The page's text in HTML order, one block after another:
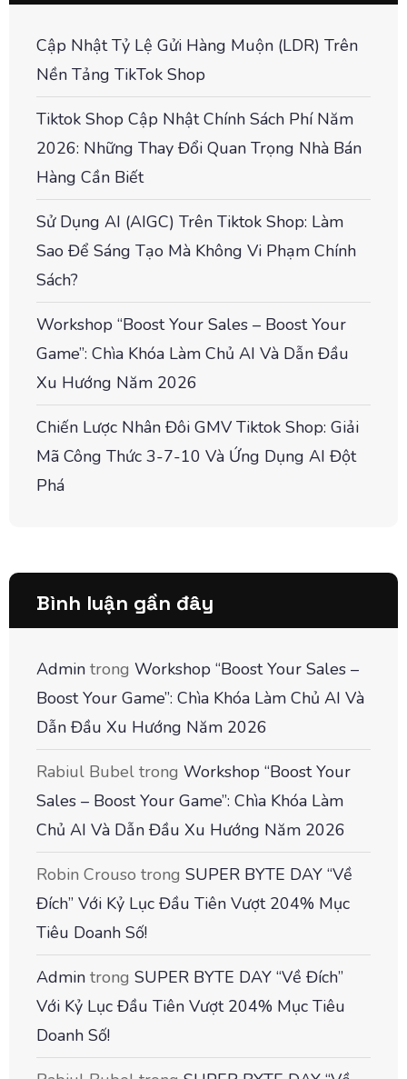
Cập Nhật Tỷ Lệ Gửi Hàng Muộn (LDR) Trên
Nền Tảng TikTok Shop
Tiktok Shop Cập Nhật Chính Sách Phí Năm
2026: Những Thay Đổi Quan Trọng Nhà Bán
Hàng Cần Biết
Sử Dụng AI (AIGC) Trên Tiktok Shop: Làm
Sao Để Sáng Tạo Mà Không Vi Phạm Chính
Sách?
Workshop “Boost Your Sales – Boost Your
Game”: Chìa Khóa Làm Chủ AI Và Dẫn Đầu
Xu Hướng Năm 2026
Chiến Lược Nhân Đôi GMV Tiktok Shop: Giải
Mã Công Thức 3-7-10 Và Ứng Dụng AI Đột
Phá
Bình luận gần đây
Admin trong Workshop “Boost Your Sales –
Boost Your Game”: Chìa Khóa Làm Chủ AI Và
Dẫn Đầu Xu Hướng Năm 2026
Rabiul Bubel trong Workshop “Boost Your
Sales – Boost Your Game”: Chìa Khóa Làm
Chủ AI Và Dẫn Đầu Xu Hướng Năm 2026
Robin Crouso trong SUPER BYTE DAY “Về
Đích” Với Kỷ Lục Đầu Tiên Vượt 204% Mục
Tiêu Doanh Số!
Admin trong SUPER BYTE DAY “Về Đích”
Với Kỷ Lục Đầu Tiên Vượt 204% Mục Tiêu
Doanh Số!